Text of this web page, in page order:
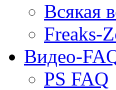
Всякая
Freaks-
Видео-
PS FAQ